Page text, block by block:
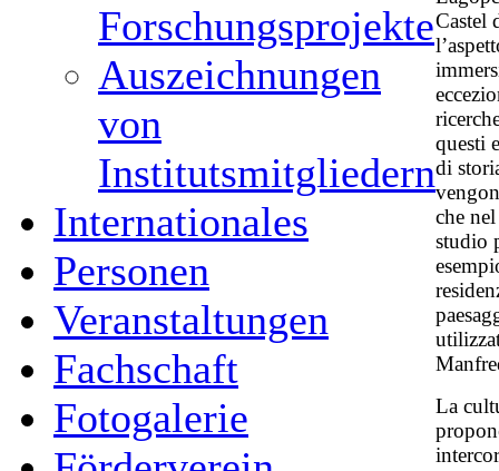
Forschungsprojekte
Auszeichnungen
von
Institutsmitgliedern
Internationales
Personen
Veranstaltungen
Fachschaft
Fotogalerie
Castel
questi
di
che
studio
La